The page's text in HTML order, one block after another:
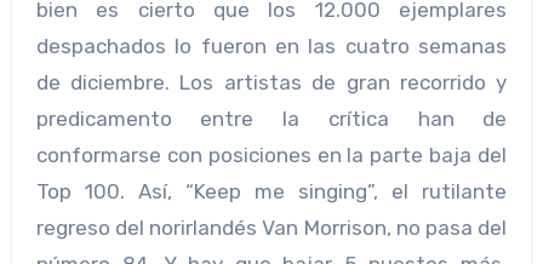
bien es cierto que los 12.000 ejemplares
despachados lo fueron en las cuatro semanas
de diciembre. Los artistas de gran recorrido y
predicamento entre la crítica han de
conformarse con posiciones en la parte baja del
Top 100. Así, “Keep me singing”, el rutilante
regreso del norirlandés Van Morrison, no pasa del